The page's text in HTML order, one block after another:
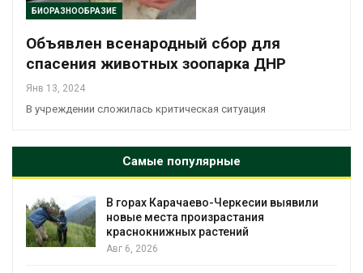
БИОРАЗНООБРАЗИЕ
Объявлен всенародный сбор для
спасения животных зоопарка ДНР
Янв 13, 2024
В учреждении сложилась критическая ситуация
Самые популярные
В горах Карачаево-Черкесии выявили
новые места произрастания
краснокнижных растений
Авг 6, 2026